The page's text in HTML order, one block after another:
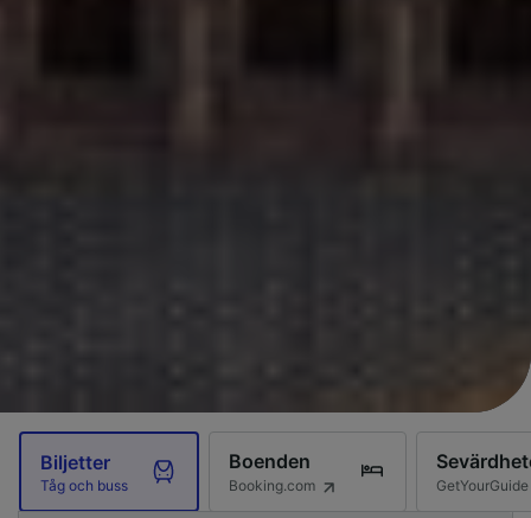
Biljetter
Tåg och buss
Boenden
Booking.com GetYourGuide